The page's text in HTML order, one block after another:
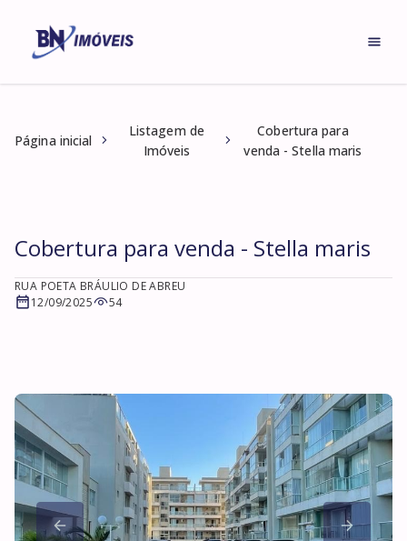
Página inicial
Listagem de
Imóveis
Cobertura para
venda - Stella maris
Cobertura para venda - Stella maris
RUA POETA BRÁULIO DE ABREU
12/09/2025
54